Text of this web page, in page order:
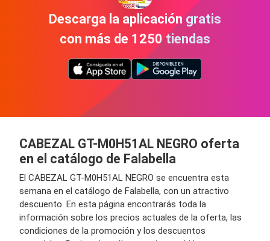
Descarga la aplicación gratis
con más de 1250 tiendas
CABEZAL GT-M0H51AL NEGRO oferta
en el catálogo de Falabella
El CABEZAL GT-M0H51AL NEGRO se encuentra esta
semana en el catálogo de Falabella, con un atractivo
descuento. En esta página encontrarás toda la
información sobre los precios actuales de la oferta, las
condiciones de la promoción y los descuentos